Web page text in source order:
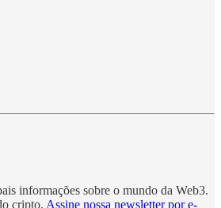
informações sobre o mundo da Web3.
cripto. Assine nossa newsletter por e-